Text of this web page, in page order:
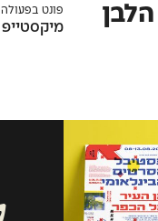
פונט בפעולה
מיקסטייפ